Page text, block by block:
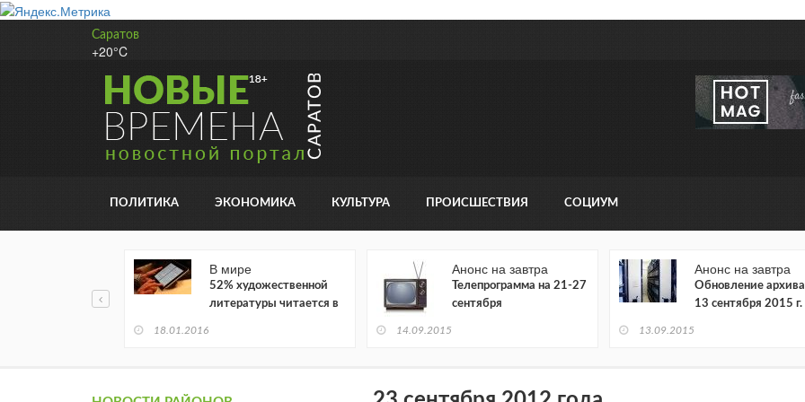
Саратов
+20°C
ПОЛИТИКА ЭКОНОМИКА КУЛЬТУРА ПРОИСШЕСТВИЯ СОЦИУМ
В мире
52% художественной
литературы читается в
18.01.2016
Анонс на завтра
Телепрограмма на 21-27
сентября
14.09.2015
Анонс на завтра
Обновление архива
13 сентября 2015 г.
13.09.2015